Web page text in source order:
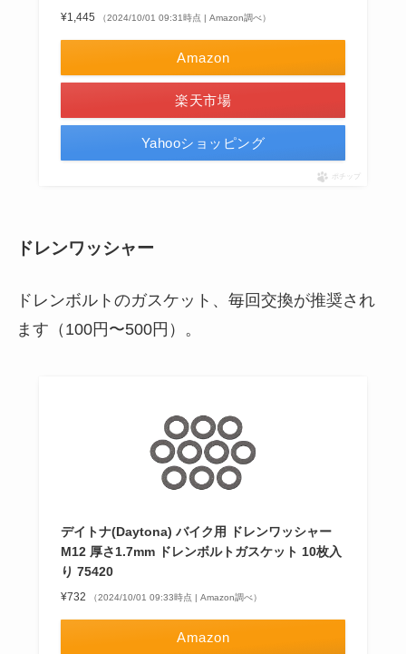
¥1,445 （2024/10/01 09:31時点 | Amazon調べ）
Amazon
楽天市場
Yahooショッピング
ポチップ
ドレンワッシャー
ドレンボルトのガスケット、毎回交換が推奨され
ます（100円〜500円）。
デイトナ(Daytona) バイク用 ドレンワッシャー
M12 厚さ1.7mm ドレンボルトガスケット 10枚入
り 75420
¥732 （2024/10/01 09:33時点 | Amazon調べ）
Amazon